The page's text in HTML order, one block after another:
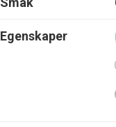
Egenskaper